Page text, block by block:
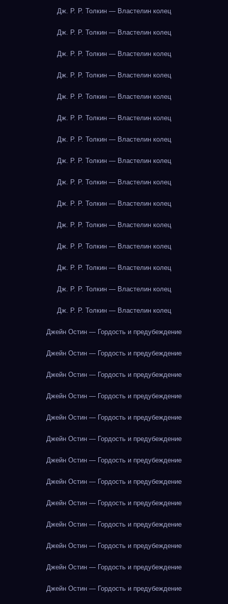
Дж. Р. Р. Толкин — Властелин колец
Дж. Р. Р. Толкин — Властелин колец
Дж. Р. Р. Толкин — Властелин колец
Дж. Р. Р. Толкин — Властелин колец
Дж. Р. Р. Толкин — Властелин колец
Дж. Р. Р. Толкин — Властелин колец
Дж. Р. Р. Толкин — Властелин колец
Дж. Р. Р. Толкин — Властелин колец
Дж. Р. Р. Толкин — Властелин колец
Дж. Р. Р. Толкин — Властелин колец
Дж. Р. Р. Толкин — Властелин колец
Дж. Р. Р. Толкин — Властелин колец
Дж. Р. Р. Толкин — Властелин колец
Дж. Р. Р. Толкин — Властелин колец
Дж. Р. Р. Толкин — Властелин колец
Джейн Остин — Гордость и предубеждение
Джейн Остин — Гордость и предубеждение
Джейн Остин — Гордость и предубеждение
Джейн Остин — Гордость и предубеждение
Джейн Остин — Гордость и предубеждение
Джейн Остин — Гордость и предубеждение
Джейн Остин — Гордость и предубеждение
Джейн Остин — Гордость и предубеждение
Джейн Остин — Гордость и предубеждение
Джейн Остин — Гордость и предубеждение
Джейн Остин — Гордость и предубеждение
Джейн Остин — Гордость и предубеждение
Джейн Остин — Гордость и предубеждение